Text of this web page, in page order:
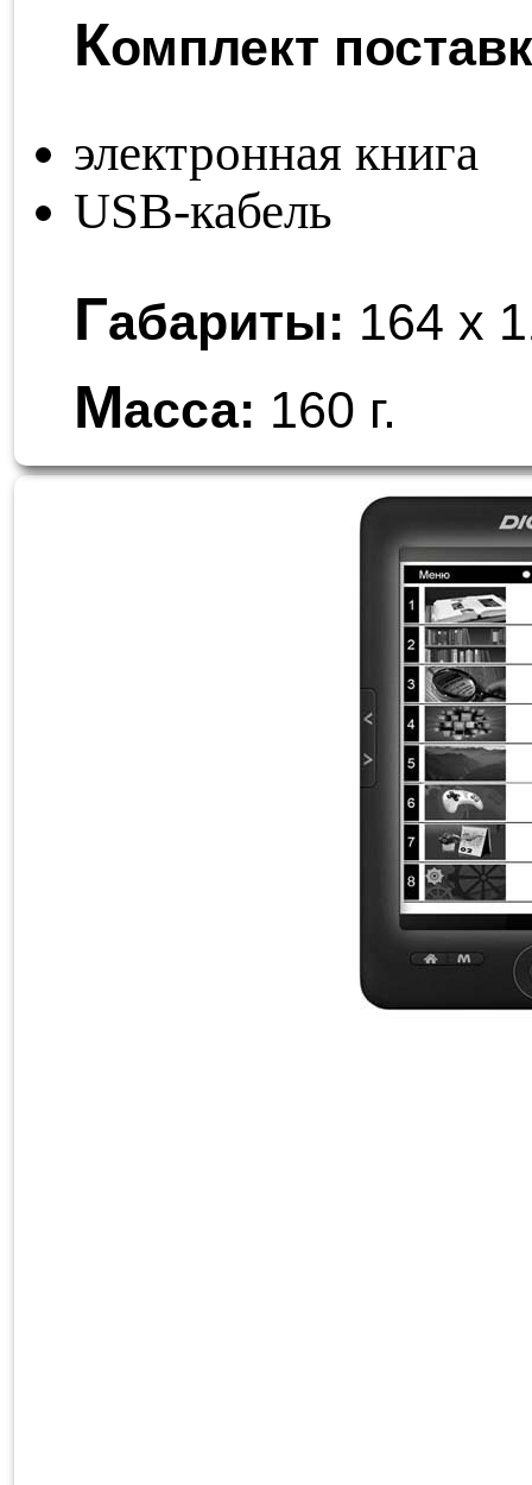
Комплект
электронная книга
USB-кабель
Габариты: 164 x
Масса: 160 г.